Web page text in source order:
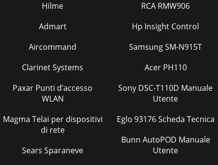
Hilme
Admart
Aircommand
Clarinet Systems
Paxar Punti d’accesso
WLAN
Magma Telai per dispositivi
di rete
Sears Sparaneve
RCA RMW906
Hp Insight Control
Samsung SM-N915T
Acer PH110
Sony DSC-T110D Manuale
Utente
Eglo 93176 Scheda Tecnica
Bunn AutoPOD Manuale
Utente